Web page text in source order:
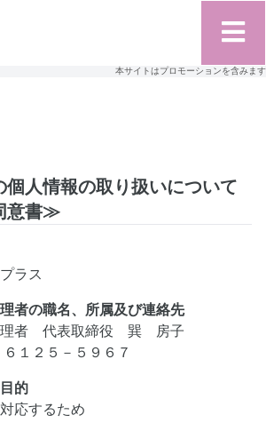
本サイトはプロモーションを含みます
個人情報の取り扱いについて
意書≫
ラス
者の職名、所属及び連絡先
理者 代表取締役 巽 房子
１２５－５９６７
的
応するため